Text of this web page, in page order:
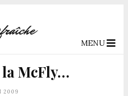
MENU
la McFly…
2009